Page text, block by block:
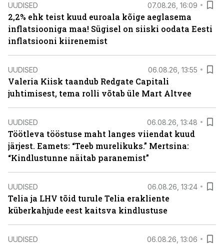
UUDISED 07.08.26, 16:09
2,2% ehk teist kuud euroala kõige aeglasema
inflatsiooniga maa! Sügisel on siiski oodata Eesti
inflatsiooni kiirenemist
UUDISED 06.08.26, 13:55
Valeria Kiisk taandub Redgate Capitali
juhtimisest, tema rolli võtab üle Mart Altvee
UUDISED 06.08.26, 13:48
Töötleva tööstuse maht langes viiendat kuud
järjest. Eamets: “Teeb murelikuks.” Mertsina:
“Kindlustunne näitab paranemist”
UUDISED 06.08.26, 13:24
Telia ja LHV tõid turule Telia erakliente
küberkahjude eest kaitsva kindlustuse
UUDISED 06.08.26, 13:06